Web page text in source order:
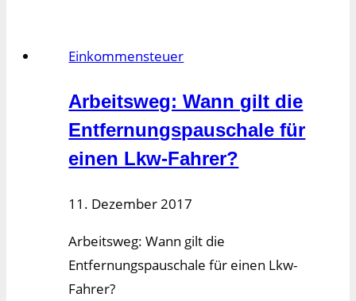
Einkommensteuer
Arbeitsweg: Wann gilt die
Entfernungspauschale für
einen Lkw-Fahrer?
11. Dezember 2017
Arbeitsweg: Wann gilt die
Entfernungspauschale für einen Lkw-
Fahrer?